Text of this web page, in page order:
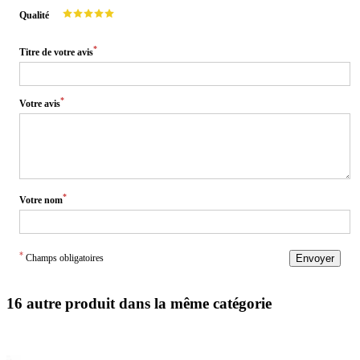
Qualité
Titre de votre avis*
Votre avis*
Votre nom*
* Champs obligatoires Envoyer
16 autre produit dans la même catégorie